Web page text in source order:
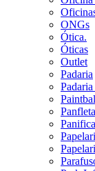
ONGs
Ótica.
Óticas
Outlet
Padaria